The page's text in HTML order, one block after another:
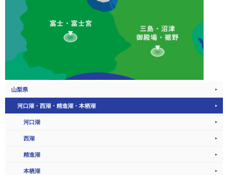
山梨県
河口湖・西湖・精進湖・本栖湖
河口湖
西湖
精進湖
本栖湖